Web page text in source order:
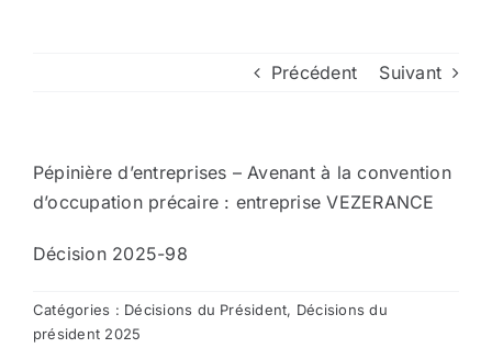
Nous contacter
Aller au site de la CCVG
Précédent Suivant
Pépinière d’entreprises – Avenant à la convention
d’occupation précaire : entreprise VEZERANCE
Décision 2025-98
Catégories : Décisions du Président, Décisions du
président 2025